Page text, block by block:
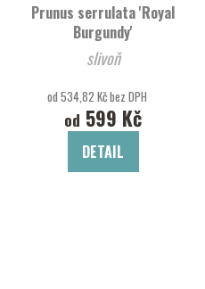
Prunus serrulata 'Royal
Burgundy'
slivoň
od 534,82 Kč bez DPH
od 599 Kč
DETAIL